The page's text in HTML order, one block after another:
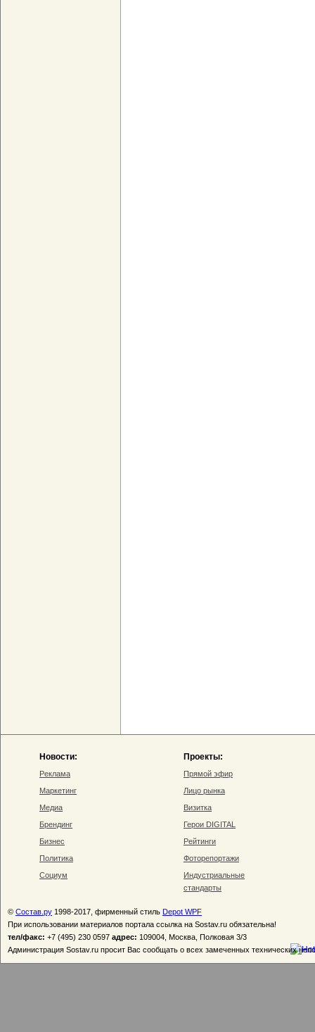
Новости:
Реклама
Маркетинг
Медиа
Брендинг
Бизнес
Политика
Социум
Проекты:
Прямой эфир
Лицо рынка
Визитка
Герои DIGITAL
Рейтинги
Фоторепортажи
Индустриальные
стандарты
© Состав.ру 1998-2017, фирменный стиль Depot WPF
При использовании материалов портала ссылка на Sostav.ru обязательна!
тел/факс: +7 (495) 230 0597 адрес: 109004, Москва, Полковая 3/3
Администрация Sostav.ru просит Вас сообщать о всех замеченных технических